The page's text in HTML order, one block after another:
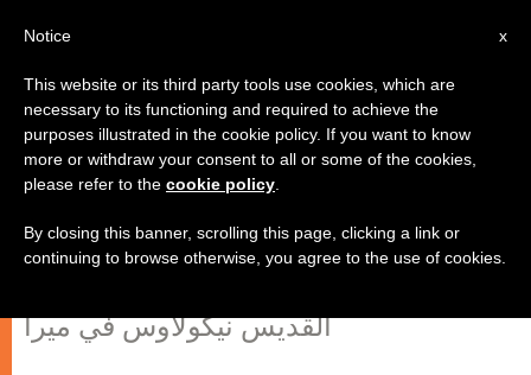
البطريرك غريغوريوس الثالث يدعو
إلى الصلاة لإرساء السلام في سوريا
القديس نيكولاوس في ميرا
x
Notice
This website or its third party tools use cookies, which are
necessary to its functioning and required to achieve the
purposes illustrated in the cookie policy. If you want to know
more or withdraw your consent to all or some of the cookies,
please refer to the cookie policy
By closing this banner, scrolling this page, clicking a link or
continuing to browse otherwise, you agree to the use of cookies.